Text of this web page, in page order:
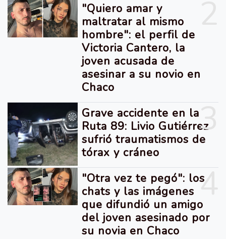
"Quiero amar y
maltratar al mismo
hombre": el perfil de
Victoria Cantero, la
joven acusada de
asesinar a su novio en
Chaco
3
Grave accidente en la
Ruta 89: Livio Gutiérrez
sufrió traumatismos de
tórax y cráneo
4
"Otra vez te pegó": los
chats y las imágenes
que difundió un amigo
del joven asesinado por
su novia en Chaco